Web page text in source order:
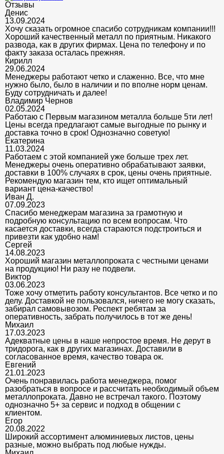
Отзывы
Денис
13.09.2024
Хочу сказать огромное спасибо сотрудникам компании!!!
Хороший качественный металл по приятным. Никакого
развода, как в других фирмах. Цена по телефону и по
факту заказа осталась прежняя.
Кирилл
29.06.2024
Менеджеры работают четко и слаженно. Все, что мне
нужно было, было в наличии и по вполне норм ценам.
Буду сотрудничать и далее!
Владимир Чернов
02.05.2024
Работаю с Первым магазином металла больше 5ти лет!
Цены всегда предлагают самые выгодные по рынку и
доставка точно в срок! Однозначно советую!
Екатерина
11.03.2024
Работаем с этой компанией уже больше трех лет.
Менеджеры очень оперативно обрабатывают заявки,
доставки в 100% случаях в срок, цены очень приятные.
Рекомендую магазин тем, кто ищет оптимальный
вариант цена-качество!
Иван Д.
07.09.2023
Спасибо менеджерам магазина за грамотную и
подробную консультацию по всем вопросам. Что
касается доставки, всегда стараются подстроиться и
привезти как удобно нам!
Сергей
14.08.2023
Хороший магазин металлопроката с честными ценами
на продукцию! Ни разу не подвели.
Виктор
03.06.2023
Тоже хочу отметить работу консультантов. Все четко и по
делу. Доставкой не пользовался, ничего не могу сказать,
забирал самовывозом. Респект ребятам за
оперативность, забрать получилось в тот же день!
Михаил
17.03.2023
Адекватные цены в наше непростое время. Не дерут в
тридорога, как в других магазинах. Доставили в
согласованное время, качество товара ок.
Евгений
21.01.2023
Очень понравилась работа менеджера, помог
разобраться в вопросе и рассчитать необходимый объем
металлопроката. Давно не встречал такого. Поэтому
однозначно 5+ за сервис и подход в общении с
клиентом.
Егор
20.08.2022
Широкий ассортимент алюминиевых листов, цены
разные, можно выбрать под любые нужды.